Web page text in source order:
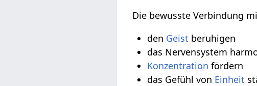
Die bewusste Verbindung
den Geist beruhigen
das Nervensystem
Konzentration fördern
das Gefühl von Einheit